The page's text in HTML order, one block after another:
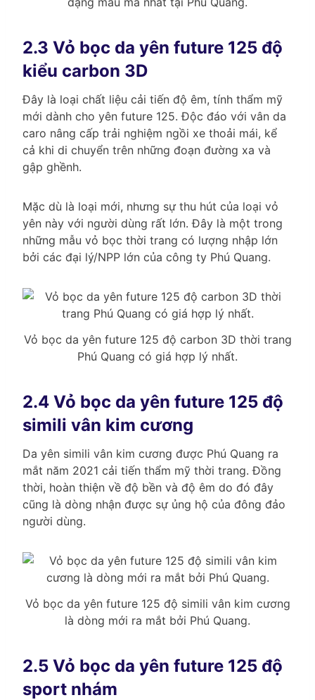
2.3 Vỏ bọc da yên future 125 độ
kiểu carbon 3D
Đây là loại chất liệu cải tiến độ êm, tính thẩm mỹ
mới dành cho yên future 125. Độc đáo với vân da
caro nâng cấp trải nghiệm ngồi xe thoải mái, kể
cả khi di chuyển trên những đoạn đường xa và
gập ghềnh.
Mặc dù là loại mới, nhưng sự thu hút của loại vỏ
yên này với người dùng rất lớn. Đây là một trong
những mẫu vỏ bọc thời trang có lượng nhập lớn
bởi các đại lý/NPP lớn của công ty Phú Quang.
Vỏ bọc da yên future 125 độ carbon 3D thời trang
Phú Quang có giá hợp lý nhất.
2.4 Vỏ bọc da yên future 125 độ
simili vân kim cương
Da yên simili vân kim cương được Phú Quang ra
mắt năm 2021 cải tiến thẩm mỹ thời trang. Đồng
thời, hoàn thiện về độ bền và độ êm do đó đây
cũng là dòng nhận được sự ủng hộ của đông đảo
người dùng.
Vỏ bọc da yên future 125 độ simili vân kim cương
là dòng mới ra mắt bởi Phú Quang.
2.5 Vỏ bọc da yên future 125 độ
sport nhám